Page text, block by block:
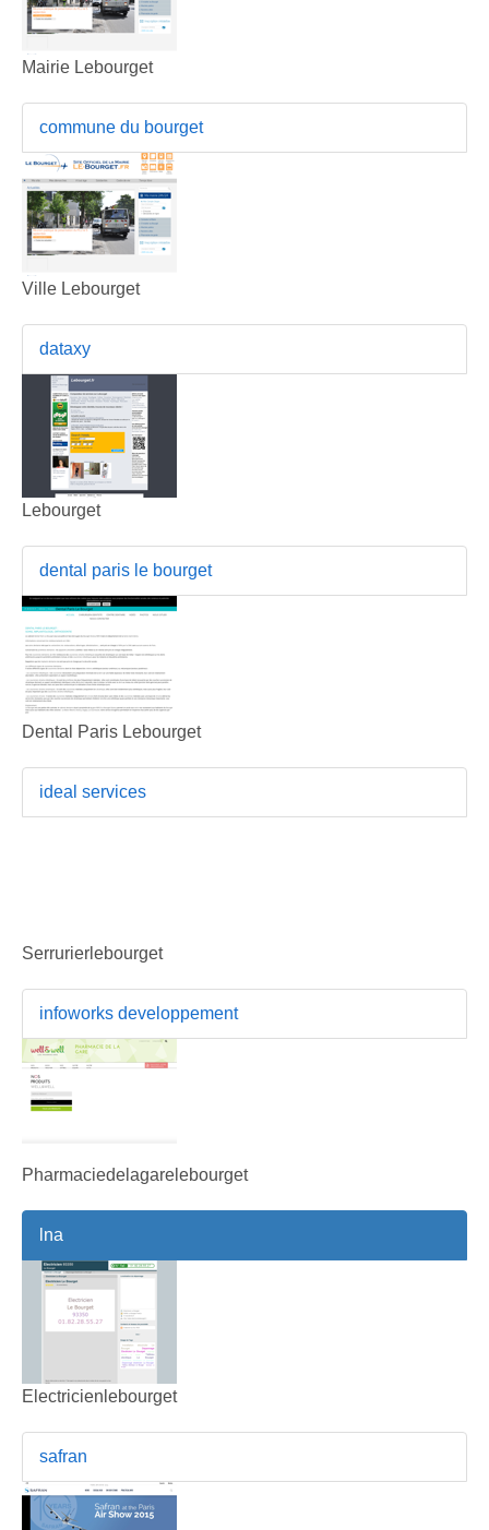
Mairie Lebourget
commune du bourget
Ville Lebourget
dataxy
Lebourget
dental paris le bourget
Dental Paris Lebourget
ideal services
Serrurierlebourget
infoworks developpement
Pharmaciedelagarelebourget
lna
Electricienlebourget
safran